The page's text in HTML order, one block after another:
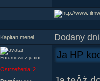
Kapitan menel Dodany
Forumowicz junior
Ostrzeżenia: 2
Ja HP